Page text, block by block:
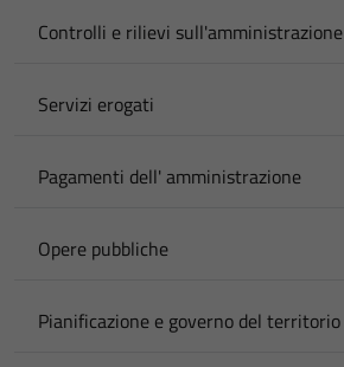
Controlli e rilievi sull'amministrazione
Servizi erogati
Pagamenti dell' amministrazione
Opere pubbliche
Pianificazione e governo del territorio